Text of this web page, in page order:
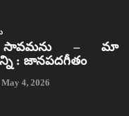
సావమను – మా
: జానపదగీతం
4, 2026